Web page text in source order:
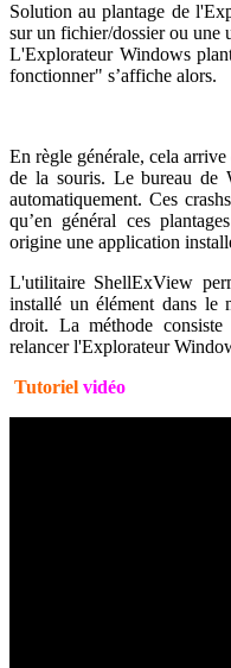
Solution au plantage de
sur un fichier/dossier ou une
L'Explorateur Windows
fonctionner" s’affiche alors.
En règle générale, cela
de la souris. Le bureau de
automatiquement. Ces
qu’en général ces
origine une application
L'utilitaire ShellExView
installé un élément dans le
droit. La méthode
relancer l'Explorateur
Tutoriel vidéo